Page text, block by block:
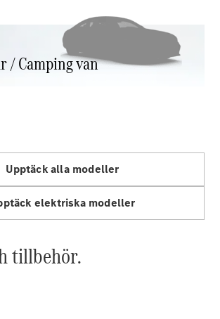
/ Camping van
Upptäck alla modeller
elektriska modeller
tillbehör.